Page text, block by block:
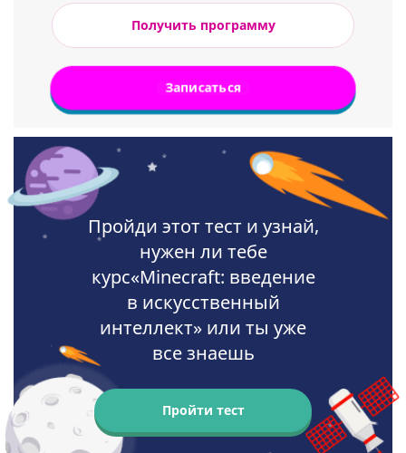
Получить программу
Записаться
Пройди этот тест и узнай,
нужен ли тебе
курс«Minecraft: введение
в искусственный
интеллект» или ты уже
все знаешь
Пройти тест